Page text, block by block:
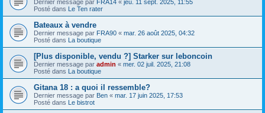
Dernier message par FRA14 « jeu. 11 sept. 2025, 11:55
Posté dans Le Ten rater
Bateaux à vendre
Dernier message par FRA90 « mar. 26 août 2025, 04:32
Posté dans La boutique
[Plus disponible, vendu ?] Starker sur leboncoin
Dernier message par admin « mer. 02 juil. 2025, 21:08
Posté dans La boutique
Gitana 18 : a quoi il ressemble?
Dernier message par Ben « mar. 17 juin 2025, 17:53
Posté dans Le bistrot